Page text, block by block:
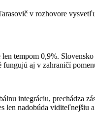
v rozhovore
tempom 0,9%.
aj v zahraničí
integráciu, prechádza
len nadobúda viditeľnejšiu